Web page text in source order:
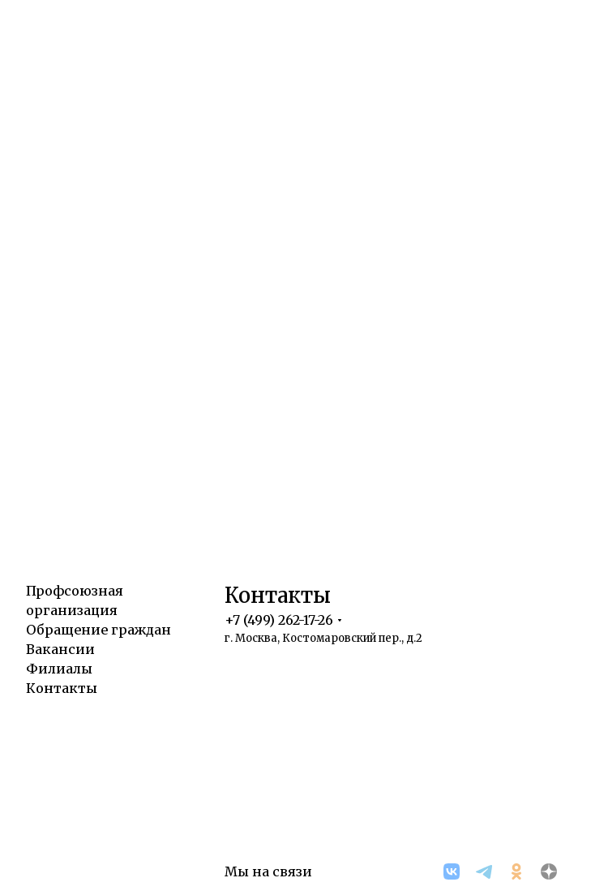
Профсоюзная
организация
Обращение граждан
Вакансии
Филиалы
Контакты
Контакты
+7 (499) 262-17-26
г. Москва, Костомаровский пер., д.2
Мы на связи